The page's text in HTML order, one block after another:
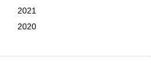
2021
2020